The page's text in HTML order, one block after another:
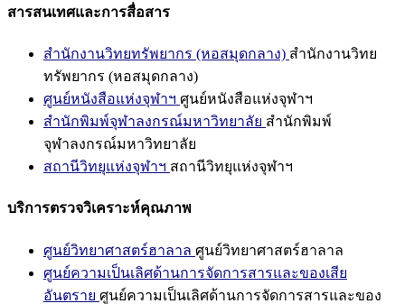
สารสนเทศและการสื่อสาร
สำนักงานวิทยทรัพยากร (หอสมุดกลาง) สำนักงานวิทย
ทรัพยากร (หอสมุดกลาง)
ศูนย์หนังสือแห่งจุฬาฯ ศูนย์หนังสือแห่งจุฬาฯ
สำนักพิมพ์จุฬาลงกรณ์มหาวิทยาลัย สำนักพิมพ์
จุฬาลงกรณ์มหาวิทยาลัย
สถานีวิทยุแห่งจุฬาฯ สถานีวิทยุแห่งจุฬาฯ
บริการตรวจวิเคราะห์คุณภาพ
ศูนย์วิทยาศาสตร์ฮาลาล ศูนย์วิทยาศาสตร์ฮาลาล
ศูนย์ความเป็นเลิศด้านการจัดการสารและของเสีย
อันตราย ศูนย์ความเป็นเลิศด้านการจัดการสารและของ